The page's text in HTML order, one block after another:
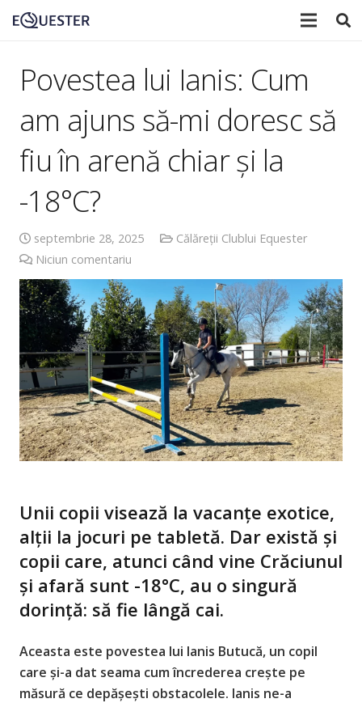
Povestea lui Ianis: Cum
am ajuns să-mi doresc să
fiu în arenă chiar și la
-18°C?
septembrie 28, 2025
Călăreții Clublui Equester
Niciun comentariu
Unii copii visează la vacanțe exotice,
alții la jocuri pe tabletă. Dar există și
copii care, atunci când vine Crăciunul
și afară sunt -18°C, au o singură
dorință: să fie lângă cai.
Aceasta este povestea lui Ianis Butucă, un copil
care și-a dat seama cum încrederea crește pe
măsură ce depășești obstacolele. Ianis ne-a